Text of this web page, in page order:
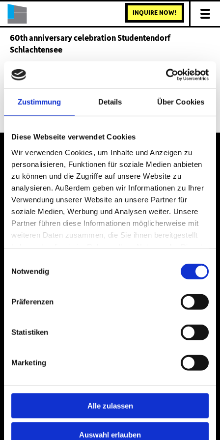
Zustimmung Details Über Cookies
Diese Webseite verwendet Cookies
Wir verwenden Cookies, um Inhalte und Anzeigen zu
personalisieren, Funktionen für soziale Medien anbieten
zu können und die Zugriffe auf unsere Website zu
analysieren. Außerdem geben wir Informationen zu Ihrer
Verwendung unserer Website an unsere Partner für
soziale Medien, Werbung und Analysen weiter. Unsere
Partner führen diese Informationen möglicherweise mit
weiteren Daten zusammen, die Sie ihnen bereitgestellt
Notwendig
Präferenzen
Statistiken
Marketing
Alle zulassen
Auswahl erlauben
INQUIRE NOW!
60th anniversary celebration Studentendorf
Schlachtensee
Back to Magazine Site
phone:+49 30 939 504 – 0
email:info@studentendorf.berlin
IMPRINT PRIVACY POLICY